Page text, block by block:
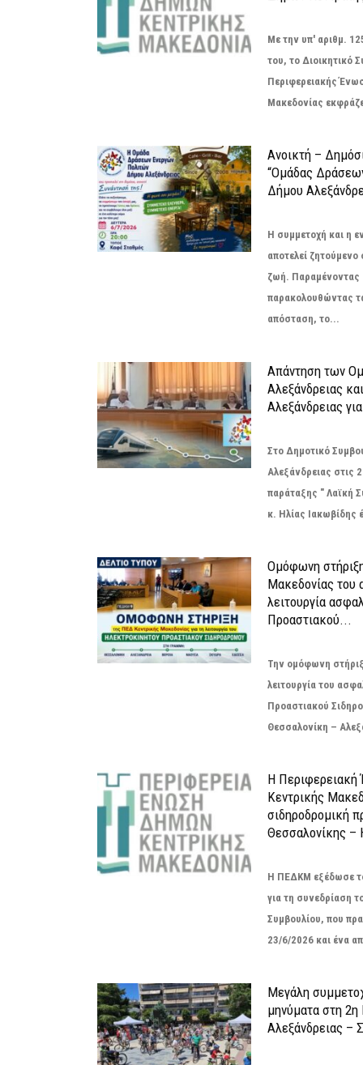
Με την υπ' αριθμ.
του, το Διοικητικό
Περιφερειακής
Μακεδονίας
Ανοικτή –
“Ομάδας
Δήμου
Η συμμετοχή και η
αποτελεί
ζωή. Παραμένοντας
παρακολουθώντας
απόσταση, το...
Απάντηση των
Αλεξάνδρειας
Αλεξάνδρειας
Στο Δημοτικό
Αλεξάνδρειας στις
παράταξης " Λαϊκή
κ. Ηλίας Ιακωβίδης
Ομόφωνη
Μακεδονίας του
λειτουργία
Προαστιακού...
Την ομόφωνη
λειτουργία του
Προαστιακού
Θεσσαλονίκη –
Η
Κεντρικής
σιδηροδρομική
Θεσσαλονίκης –
Η ΠΕΔΚΜ εξέδωσε
για τη συνεδρίαση
Συμβουλίου, που
23/6/2026 και ένα
Μεγάλη
μηνύματα στη
Αλεξάνδρειας –